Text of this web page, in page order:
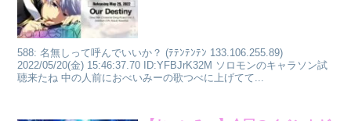
588: 名無しって呼んでいいか？ (ﾃﾃﾝﾃﾝﾃﾝ 133.106.255.89)
2022/05/20(金) 15:46:37.70 ID:YFBJrK32M ソロモンのキャラソン試
聴来たね 中の人前におべいみーの歌つべに上げてて...